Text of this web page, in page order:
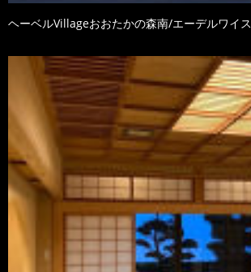
ヘーベルVillageおおたかの森南/エーデルワイス